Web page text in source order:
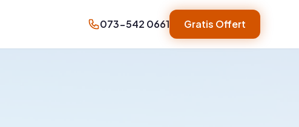
073-542 0661 Gratis Offert